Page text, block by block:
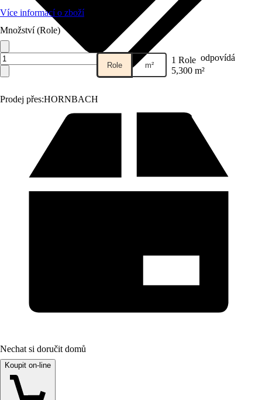
Prodej přes:HORNBACH
Více informací o zboží
Množství (Role)
Role m² 1 Role odpovídá
5,300 m²
Nechat si doručit domů
Koupit on-line